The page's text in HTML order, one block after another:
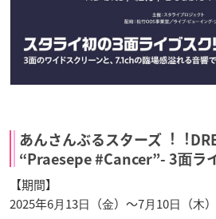
あんさんぶるスターズ
“Praesepe #Cancer”- 3⾯ラ
【期間】
2025年6⽉13⽇（⾦）〜7⽉10⽇（⽊）